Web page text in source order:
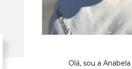
Olá, sou a Anabela